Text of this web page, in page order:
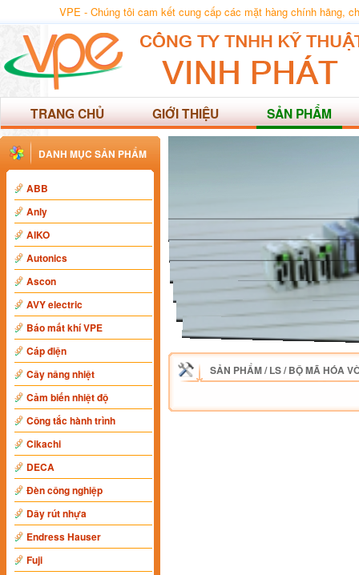
VPE - Chúng tôi cam kết cung cấp các mặt hàng chính hãng,
TRANG CHỦ GIỚI THIỆU SẢN PHẨM
DANH MỤC SẢN PHẨM
ABB
Anly
AIKO
Autonics
Ascon
AVY electric
Báo mất khí VPE
Cáp điện
Cây nâng nhiệt
Cảm biến nhiệt độ
Công tắc hành trình
Cikachi
DECA
Đèn công nghiệp
Dây rút nhựa
Endress Hauser
Fuji
SẢN PHẨM/LS/BỘ MÃ HÓA